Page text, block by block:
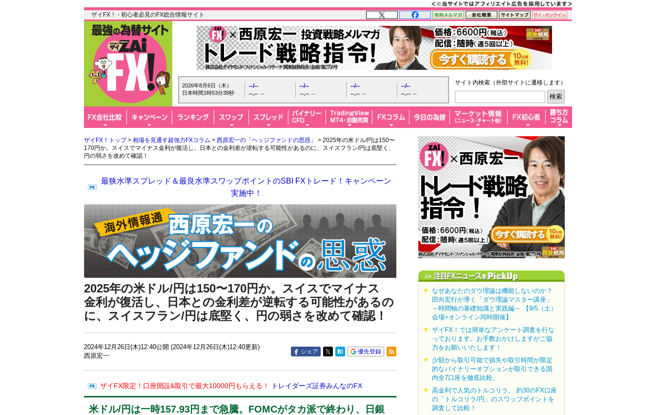
ザイFX！ - 初心者必見のFX総合情報サイト
2026年8月6日（木）
日本時間1時53分39秒
--/--
--.-- --
--/--
--.-- --
--/--
--.-- --
--/--
--.-- --
サイト内検索（外部サイトに遷移します）
ザイFX！トップ> 相場を見通す超強力FXコラム > 西原宏一の「ヘッジファンドの思惑」
> 2025年の米ドル/円は150〜
170円か。スイスでマイナス金利が復活し、日本との金利差が逆転する可能性があるのに、スイスフラン/円は底堅く、
円の弱さを改めて確認！
最狭水準スプレッド＆最良水準スワップポイントのSBI FXトレード！キャンペーン
実施中！
2025年の米ドル/円は150〜170円か。スイスでマイナス
金利が復活し、日本との金利差が逆転する可能性があるの
に、スイスフラン/円は底堅く、円の弱さを改めて確認！
2024年12月26日(木)12:40公開 (2024年12月26日(木)12:40更新)
西原宏一
シェア 優先登録
ザイFX限定！口座開設&取引で最大10000円もらえる！ トレイダーズ証券みんなのFX
米ドル/円は一時157.93円まで急騰。FOMCがタカ派で終わり、日銀
なぜあなたのダウ理論は機能しないのか？
田向宏行が導く「ダウ理論マスター講座」
～時間軸の基礎知識と実践編～ 【9/5（土）
会場+オンライン同時開催】
ザイFX！では簡単なアンケート調査を行な
っております。お手数おかけしますがご協
力をお願いいたします！
少額から取引可能で損失や取引時間が限定
的なバイナリーオプションが取引できる国
内全7口座を徹底比較。
高金利で人気のトルコリラ。 約30のFX口座
の「トルコリラ/円」のスワップポイントを
調査して比較！